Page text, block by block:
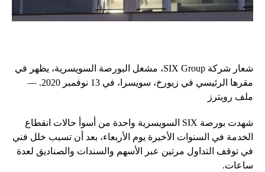
شعار شركة SIX Group، مشغل البورصة السويسرية، يظهر في
مقرها الرئيسي في زيورخ، سويسرا، في 13 نوفمبر 2020. —
ملف رويترز
شهدت بورصة SIX السويسرية واحدة من أسوأ حالات انقطاع
الخدمة في السنوات الأخيرة يوم الأربعاء، بعد أن تسبب خلل فني
في توقف التداول مرتين عبر الأسهم والسندات والصناديق لعدة
ساعات.